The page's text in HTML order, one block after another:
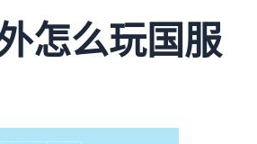
怎么玩国服